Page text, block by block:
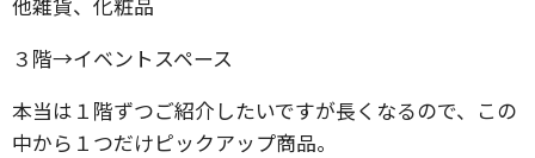
３階→イベントスペース
本当は１階ずつご紹介したいですが長くなるので、この
中から１つだけピックアップ商品。